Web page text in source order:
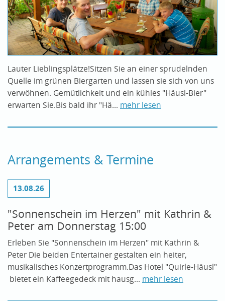
Lauter Lieblingsplätze!Sitzen Sie an einer sprudelnden
Quelle im grünen Biergarten und lassen sie sich von uns
verwöhnen. Gemütlichkeit und ein kühles "Häusl-Bier"
erwarten Sie.Bis bald ihr "Hä... mehr lesen
Arrangements & Termine
13.08.26
"Sonnenschein im Herzen" mit Kathrin &
Peter am Donnerstag 15:00
Erleben Sie "Sonnenschein im Herzen" mit Kathrin &
Peter Die beiden Entertainer gestalten ein heiter,
musikalisches Konzertprogramm.Das Hotel "Quirle-Häusl"
bietet ein Kaffeegedeck mit hausg... mehr lesen